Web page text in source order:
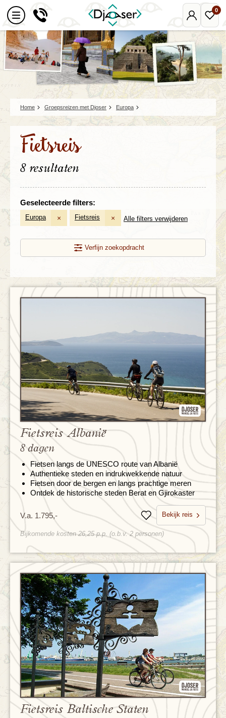
Mijn
Djoser
0
Home Groepsreizen met Djoser Europa
Fietsreis
8 resultaten
Geselecteerde filters:
Europa × Fietsreis × Alle filters verwijderen
Verfijn zoekopdracht
Fietsreis Albanië
8 dagen
Fietsen langs de UNESCO route van Albanië
Authentieke steden en indrukwekkende natuur
Fietsen door de bergen en langs prachtige meren
Ontdek de historische steden Berat en Gjirokaster
V.a. 1.795,- BewarenBekijk reis
Bijkomende kosten 26,25 p.p. (o.b.v. 2 personen)
Fietsreis Baltische Staten